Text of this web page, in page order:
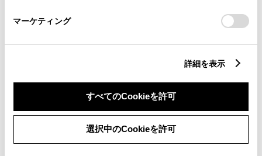
マーケティング
詳細を表示
すべてのCookieを許可
選択中のCookieを許可
丁目番地